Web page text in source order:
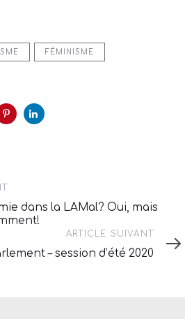
FÉMINISME
dans la LAMal? Oui, mais
ARTICLE SUIVANT
– session d’été 2020